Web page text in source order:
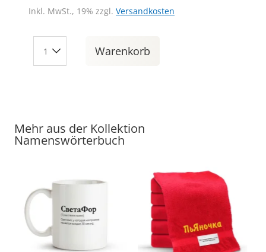
Inkl. MwSt., 19% zzgl. Versandkosten
Warenkorb
Mehr aus der Kollektion
Namenswörterbuch